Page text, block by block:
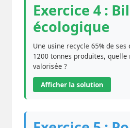
Exercice 4 :
écologique
Une usine recycle 65% de ses
1200 tonnes produites, quelle
valorisée ?
Afficher la solution